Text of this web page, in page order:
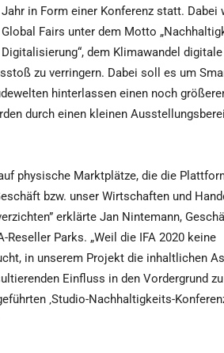
Jahr in Form einer Konferenz statt. Dabei
Global Fairs unter dem Motto
Digitalisierung“, dem Klimawandel
zu verringern. Dabei soll es um
hinterlassen einen noch
durch einen kleinen
physische Marktplätze, die die
bzw. unser Wirtschaften und
erklärte Jan Nintemann,
Parks. „Weil die IFA 2020 keine
in unserem Projekt die inhaltlichen
Einfluss in den Vordergrund
‚Studio-Nachhaltigkeits-